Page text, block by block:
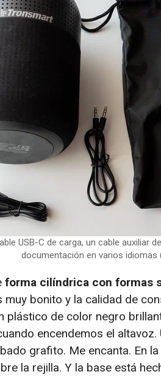
USB-C de carga, un cable auxiliar
documentación en varios idiomas
forma cilíndrica con formas
muy bonito y la calidad de
plástico de color negro
encendemos el
grafito. Me encanta. En
la rejilla. Y la base está